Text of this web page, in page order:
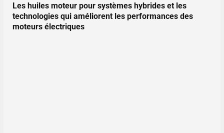
Les huiles moteur pour systèmes hybrides et les
technologies qui améliorent les performances des
moteurs électriques